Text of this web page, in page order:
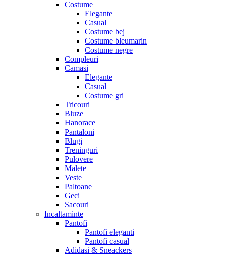
Costume
Elegante
Casual
Costume bej
Costume bleumarin
Costume negre
Compleuri
Camasi
Elegante
Casual
Costume gri
Tricouri
Bluze
Hanorace
Pantaloni
Blugi
Treninguri
Pulovere
Malete
Veste
Paltoane
Geci
Sacouri
Incaltaminte
Pantofi
Pantofi eleganti
Pantofi casual
Adidasi & Sneackers